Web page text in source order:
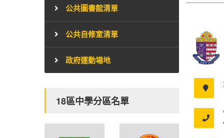
公共圖書館清單
公共自修室清單
政府運動場地
18區中學分區名單